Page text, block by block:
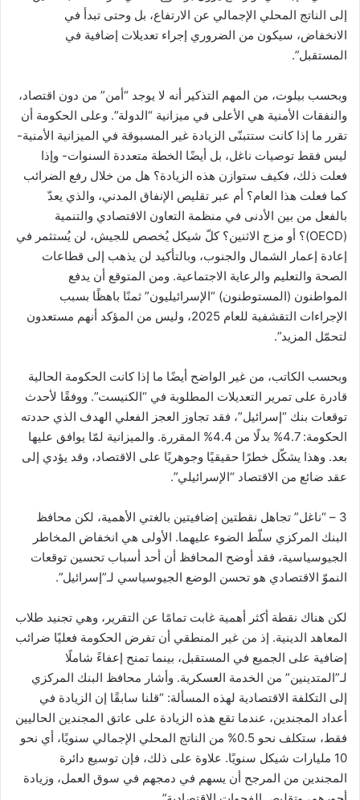
إلى الناتج المحلي الإجمالي عن الارتفاع، بل وحتى تبدأ في
الانخفاض، سيكون من الضروري إجراء تعديلات إضافية في
المستقبل”.
وبحسب بيلوت، من المهم التذكير أنه لا يوجد “أمن” من دون اقتصاد،
والنفقات الأمنية هي الأعلى في ميزانية “الدولة”. وعلى الحكومة أن
تقرر ما إذا كانت ستتبنّى الزيادة غير المسبوقة في الميزانية الأمنية-
ليس فقط توصيات ناغل، بل أيضًا الخطة متعددة السنوات- وإذا
فعلت ذلك، فكيف ستوازن هذه الزيادة؟ هل من خلال رفع الضرائب
كما فعلت هذا العام؟ أم عبر تقليص الإنفاق المدني، والذي يعدّ
بالفعل من بين الأدنى في منظمة التعاون الاقتصادي والتنمية
(OECD)؟ أو مزج الاثنين؟ كلّ شيكل يُخصص للجيش، لن يُستثمر في
إعادة إعمار الشمال والجنوب، وبالتأكيد لن يذهب إلى قطاعات
الصحة والتعليم والرعاية الاجتماعية. ومن المتوقع أن يدفع
المواطنون (المستوطنون) “الإسرائيليون” ثمنًا باهظًا بسبب
الإجراءات التقشفية للعام 2025، وليس من المؤكد أنهم مستعدون
لتحمّل المزيد”.
وبحسب الكاتب، من غير الواضح أيضًا ما إذا كانت الحكومة الحالية
قادرة على تمرير التعديلات المطلوبة في “الكنيست”. ووفقًا لأحدث
توقعات بنك “إسرائيل”، فقد تجاوز العجز الفعلي الهدف الذي حددته
الحكومة: 4.7% بدلًا من 4.4% المقررة. والميزانية لمّا يوافق عليها
بعد. وهذا يشكّل خطرًا حقيقيًا وجوهريًا على الاقتصاد، وقد يؤدي إلى
عقد ضائع من الاقتصاد “الإسرائيلي”.
3 – “ناغل” تجاهل نقطتين إضافيتين بالغتي الأهمية، لكن محافظ
البنك المركزي سلّط الضوء عليهما. الأولى هي انخفاض المخاطر
الجيوسياسية، فقد أوضح المحافظ أن أحد أسباب تحسين توقعات
النموّ الاقتصادي هو تحسن الوضع الجيوسياسي لـ”إسرائيل”.
لكن هناك نقطة أكثر أهمية غابت تمامًا عن التقرير، وهي تجنيد طلاب
المعاهد الدينية. إذ من غير المنطقي أن تفرض الحكومة فعليًا ضرائب
إضافية على الجميع في المستقبل، بينما تمنح إعفاءً شاملًا
لـ”المتدينين” من الخدمة العسكرية. وأشار محافظ البنك المركزي
إلى التكلفة الاقتصادية لهذه المسألة: “قلنا سابقًا إن الزيادة في
أعداد المجندين، عندما تقع هذه الزيادة على عاتق المجندين الحاليين
فقط، ستكلف نحو 0.5% من الناتج المحلي الإجمالي سنويًا، أي نحو
10 مليارات شيكل سنويًا. علاوة على ذلك، فإن توسيع دائرة
المجندين من المرجح أن يسهم في دمجهم في سوق العمل، وزيادة